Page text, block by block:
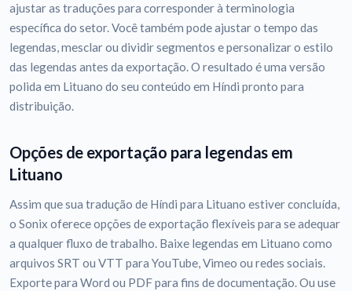
ajustar as traduções para corresponder à terminologia
específica do setor. Você também pode ajustar o tempo das
legendas, mesclar ou dividir segmentos e personalizar o estilo
das legendas antes da exportação. O resultado é uma versão
polida em Lituano do seu conteúdo em Híndi pronto para
distribuição.
Opções de exportação para legendas em
Lituano
Assim que sua tradução de Híndi para Lituano estiver concluída,
o Sonix oferece opções de exportação flexíveis para se adequar
a qualquer fluxo de trabalho. Baixe legendas em Lituano como
arquivos SRT ou VTT para YouTube, Vimeo ou redes sociais.
Exporte para Word ou PDF para fins de documentação. Ou use